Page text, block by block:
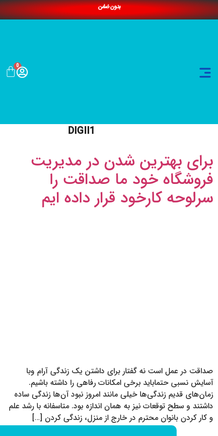
بدون ضامن
0
DIGII1
برای بهترین شدن در مدیریت
فروشگاه خود ما صداقت را
سرلوحه کارخود قرار داده ایم
صداقت در عمل است نه گفتار برای داشتن یک زندگی آرام وبا
آسایش نسبی حتماباید برخی امکانات رفاهی را داشته باشیم.
زمان‌های قدیم زندگی‌ها خیلی مانند امروز نبود آن‌ها زندگی ساده
داشتند و سطح توقعات نیز به همان اندازه بود. متاسفانه با رشد علم
و کار کردن بانوان محترم در خارج از منزل، زندگی کردن […]